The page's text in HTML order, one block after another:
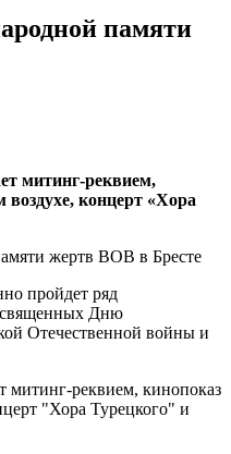
памяти
митинг-реквием,
концерт «Хора
пройдет ряд
Дню
Отечественной войны и
митинг-реквием, кинопоказ
"Хора Турецкого" и